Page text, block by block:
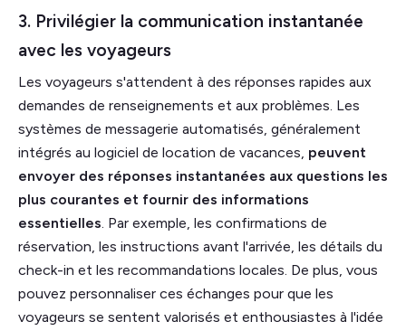
3. Privilégier la communication instantanée
avec les voyageurs
Les voyageurs s'attendent à des réponses rapides aux
demandes de renseignements et aux problèmes. Les
systèmes de messagerie automatisés, généralement
intégrés au logiciel de location de vacances, peuvent
envoyer des réponses instantanées aux questions les
plus courantes et fournir des informations
essentielles. Par exemple, les confirmations de
réservation, les instructions avant l'arrivée, les détails du
check-in et les recommandations locales. De plus, vous
pouvez personnaliser ces échanges pour que les
voyageurs se sentent valorisés et enthousiastes à l'idée